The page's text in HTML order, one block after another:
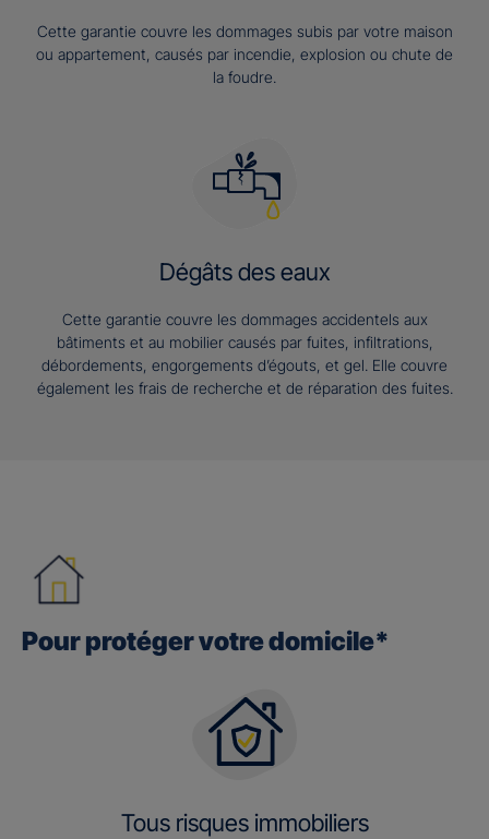
Cette garantie couvre les dommages subis par votre maison
ou appartement, causés par incendie, explosion ou chute de
la foudre.
Dégâts des eaux
Cette garantie couvre les dommages accidentels aux
bâtiments et au mobilier causés par fuites, infiltrations,
débordements, engorgements d’égouts, et gel. Elle couvre
également les frais de recherche et de réparation des fuites.
Pour protéger votre domicile*
Tous risques immobiliers